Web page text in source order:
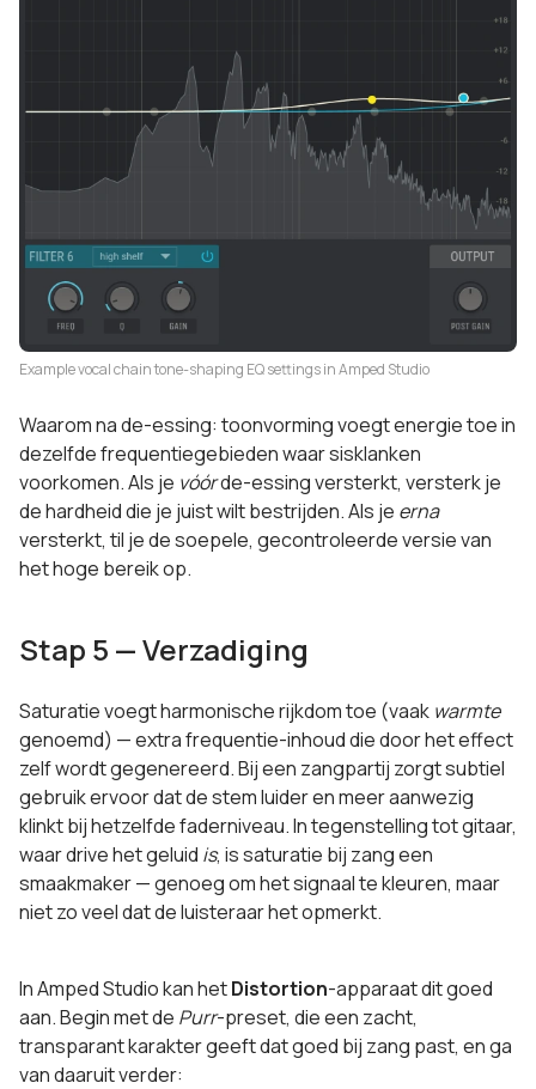
Example vocal chain tone-shaping EQ settings in Amped Studio
Waarom na de-essing: toonvorming voegt energie toe in
dezelfde frequentiegebieden waar sisklanken
voorkomen. Als je vóórde-essing versterkt, versterk je
de hardheid die je juist wilt bestrijden. Als je erna
versterkt, til je de soepele, gecontroleerde versie van
het hoge bereik op.
Stap 5 — Verzadiging
Saturatie voegt harmonische rijkdom toe (vaak warmte
genoemd) — extra frequentie-inhoud die door het effect
zelf wordt gegenereerd. Bij een zangpartij zorgt subtiel
gebruik ervoor dat de stem luider en meer aanwezig
klinkt bij hetzelfde faderniveau. In tegenstelling tot gitaar,
waar drive het geluid is, is saturatie bij zang een
smaakmaker — genoeg om het signaal te kleuren, maar
niet zo veel dat de luisteraar het opmerkt.
In Amped Studio kan hetDistortion-apparaat dit goed
aan. Begin met de Purr-preset, die een zacht,
transparant karakter geeft dat goed bij zang past, en ga
van daaruit verder: